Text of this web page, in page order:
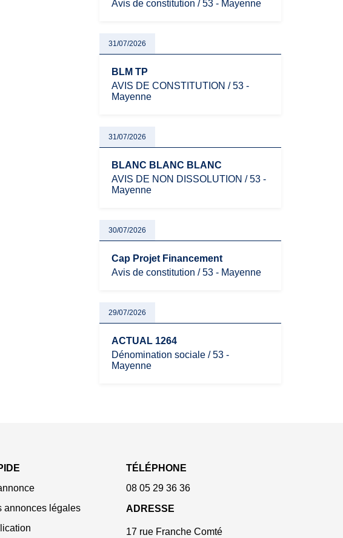
Avis de constitution / 53 - Mayenne
31/07/2026
BLM TP
AVIS DE CONSTITUTION / 53 -
Mayenne
31/07/2026
BLANC BLANC BLANC
AVIS DE NON DISSOLUTION / 53 -
Mayenne
30/07/2026
Cap Projet Financement
Avis de constitution / 53 - Mayenne
29/07/2026
ACTUAL 1264
Dénomination sociale / 53 -
Mayenne
annonces légales
TÉLÉPHONE
08 05 29 36 36
ADRESSE
17 rue Franche Comté